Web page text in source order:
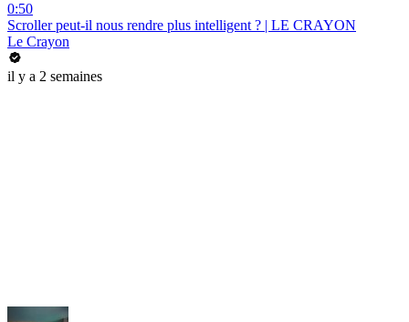
0:50
Scroller peut-il nous rendre plus intelligent ? | LE CRAYON
Le Crayon
il y a 2 semaines